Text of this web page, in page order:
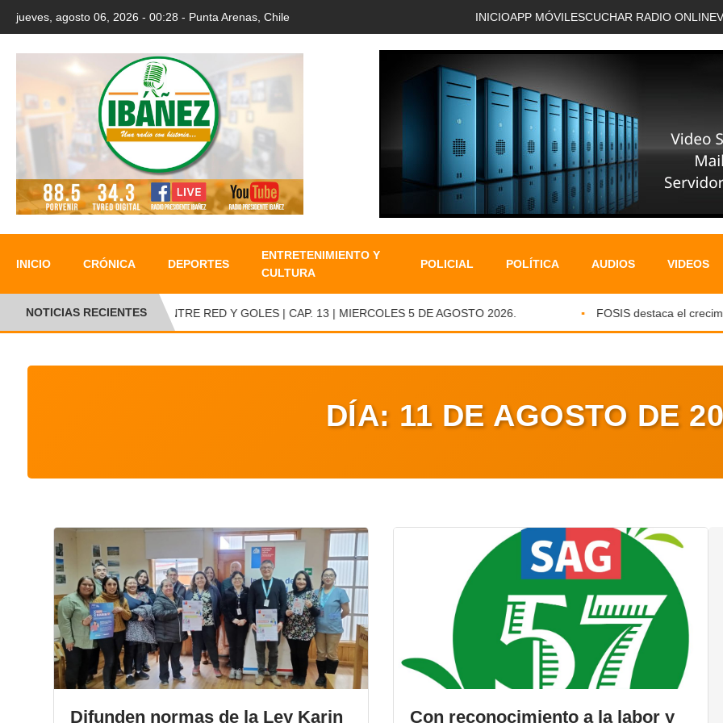
jueves, agosto 06, 2026 - 00:28 - Punta Arenas, Chile INICIOAPP MÓVIL ESCUCHAR RADIO ONLINE
INICIO CRÓNICA DEPORTES
ENTRETENIMIENTO Y
CULTURA
POLICIAL POLÍTICA AUDIOS VIDEOS
NOTICIAS RECIENTESENTRE RED Y GOLES | CAP. 13 | MIERCOLES 5 DE AGOSTO 2026. FOSIS destaca el
DÍA: 11 DE AGOSTO DE
Difunden normas de la Ley Karin Con reconocimiento a la labor y